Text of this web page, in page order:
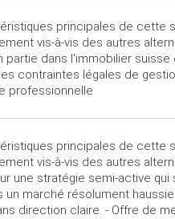
principales de cette
vis-à-vis des autres
partie dans l'immobilier suisse
contraintes légales de
professionnelle
principales de cette
vis-à-vis des autres
une stratégie semi-active
un marché résolument
direction claire. - Offre de